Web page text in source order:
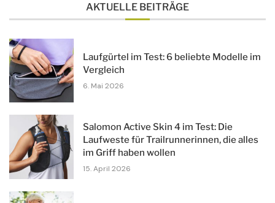
AKTUELLE BEITRÄGE
Laufgürtel im Test: 6 beliebte Modelle im
Vergleich
6. Mai 2026
Salomon Active Skin 4 im Test: Die
Laufweste für Trailrunnerinnen, die alles
im Griff haben wollen
15. April 2026